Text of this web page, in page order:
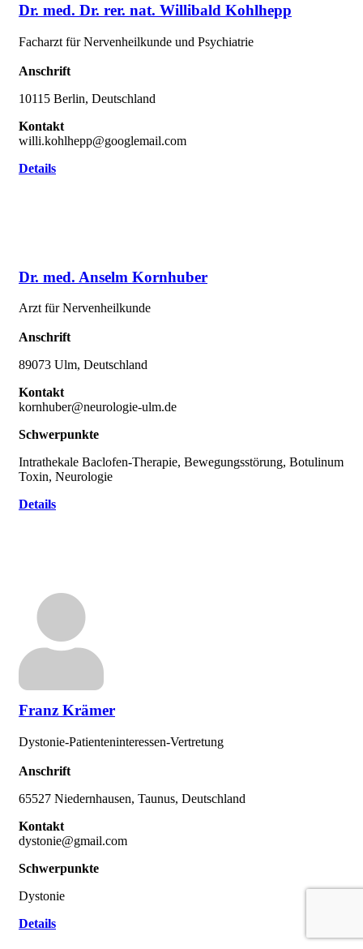
Dr. med. Dr. rer. nat. Willibald Kohlhepp
Facharzt für Nervenheilkunde und Psychiatrie
Anschrift
10115 Berlin, Deutschland
Kontakt
willi.kohlhepp@googlemail.com
Details
Dr. med. Anselm Kornhuber
Arzt für Nervenheilkunde
Anschrift
89073 Ulm, Deutschland
Kontakt
kornhuber@neurologie-ulm.de
Schwerpunkte
Intrathekale Baclofen-Therapie, Bewegungsstörung, Botulinum
Toxin, Neurologie
Details
Franz Krämer
Dystonie-Patienteninteressen-Vertretung
Anschrift
65527 Niedernhausen, Taunus, Deutschland
Kontakt
dystonie@gmail.com
Schwerpunkte
Dystonie
Details